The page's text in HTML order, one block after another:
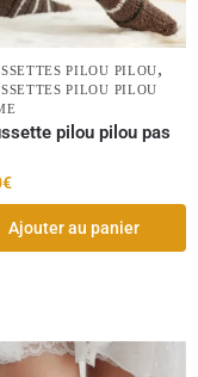
PILOU PILOU,
PILOU PILOU
pilou pilou pas
€
Ajouter au panier